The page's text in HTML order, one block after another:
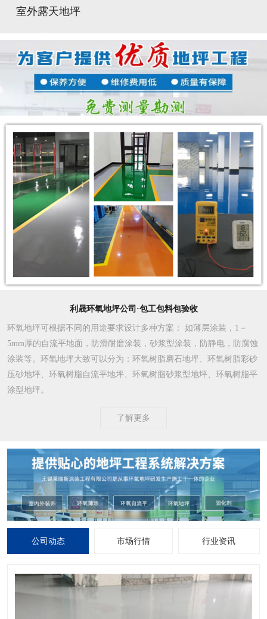
室外露天地坪
利晟环氧地坪公司·包工包料包验收
环氧地坪可根据不同的用途要求设计多种方案 ： 如薄层涂装，1－
5mm厚的自流平地面，防滑耐磨涂装，砂浆型涂装，防静电，防腐蚀
涂装等。环氧地坪大致可以分为：环氧树脂磨石地坪、环氧树脂彩砂
压砂地坪、环氧树脂自流平地坪、环氧树脂砂浆型地坪、环氧树脂平
涂型地坪。
了解更多
公司动态 市场行情 行业资讯